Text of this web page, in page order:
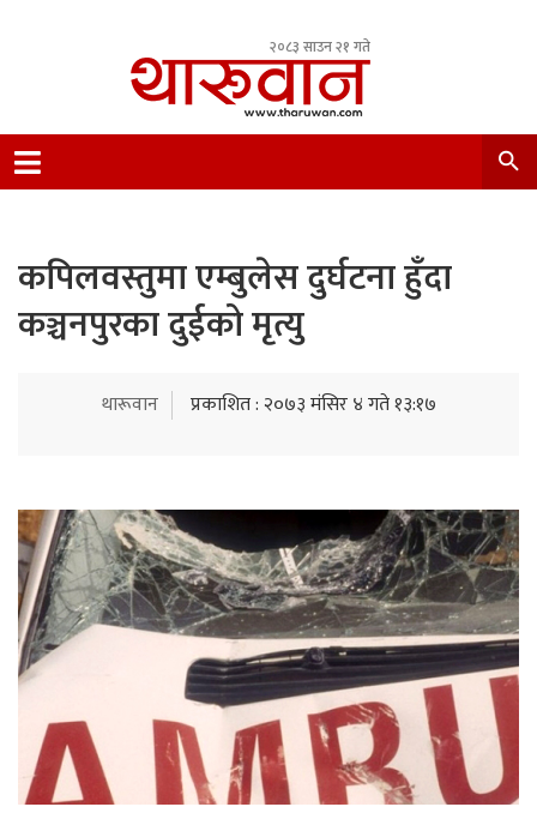
२०८३ साउन २१ गते
Nepal.
कपिलवस्तुमा एम्बुलेस दुर्घटना हुँदा
कञ्चनपुरका दुईको मृत्यु
थारूवान प्रकाशित : २०७३ मंसिर ४ गते १३:१७